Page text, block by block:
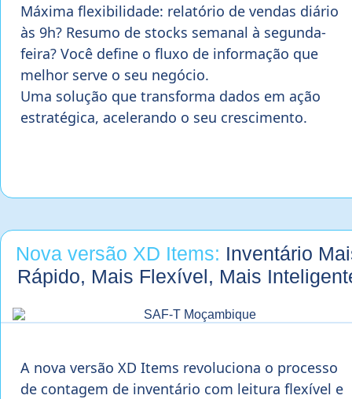
Máxima flexibilidade: relatório de vendas diário
às 9h? Resumo de stocks semanal à segunda-
feira? Você define o fluxo de informação que
melhor serve o seu negócio.
Uma solução que transforma dados em ação
estratégica, acelerando o seu crescimento.
Nova versão XD Items: Inventário
Rápido, Mais Flexível, Mais
A nova versão XD Items revoluciona o processo
de contagem de inventário com leitura flexível e